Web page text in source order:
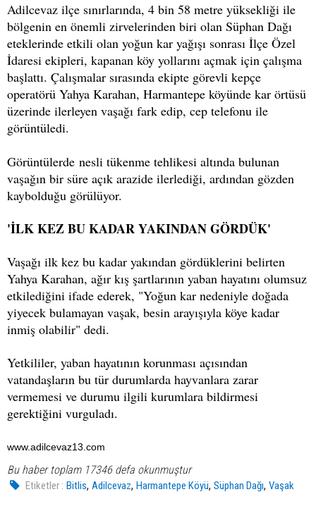
Adilcevaz ilçe sınırlarında, 4 bin 58 metre yüksekliği ile
bölgenin en önemli zirvelerinden biri olan Süphan Dağı
eteklerinde etkili olan yoğun kar yağışı sonrası İlçe Özel
İdaresi ekipleri, kapanan köy yollarını açmak için çalışma
başlattı. Çalışmalar sırasında ekipte görevli kepçe
operatörü Yahya Karahan, Harmantepe köyünde kar örtüsü
üzerinde ilerleyen vaşağı fark edip, cep telefonu ile
görüntüledi.
Görüntülerde nesli tükenme tehlikesi altında bulunan
vaşağın bir süre açık arazide ilerlediği, ardından gözden
kaybolduğu görülüyor.
'İLK KEZ BU KADAR YAKINDAN GÖRDÜK'
Vaşağı ilk kez bu kadar yakından gördüklerini belirten
Yahya Karahan, ağır kış şartlarının yaban hayatını olumsuz
etkilediğini ifade ederek, "Yoğun kar nedeniyle doğada
yiyecek bulamayan vaşak, besin arayışıyla köye kadar
inmiş olabilir" dedi.
Yetkililer, yaban hayatının korunması açısından
vatandaşların bu tür durumlarda hayvanlara zarar
vermemesi ve durumu ilgili kurumlara bildirmesi
gerektiğini vurguladı.
www.adilcevaz13.com
Bu haber toplam 17346 defa okunmuştur
Etiketler : Bitlis,Adilcevaz,Harmantepe Köyü,Süphan Dağı,Vaşak